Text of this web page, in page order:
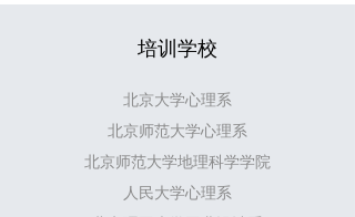
培训学校
北京大学心理系
北京师范大学心理系
北京师范大学地理科学学院
人民大学心理系